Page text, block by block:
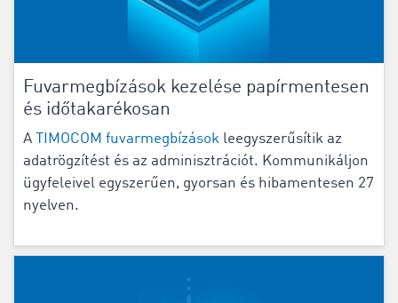
Fuvarmegbízások kezelése papírmentesen
és időtakarékosan
A TIMOCOM fuvarmegbízások leegyszerűsítik az
adatrögzítést és az adminisztrációt. Kommunikáljon
ügyfeleivel egyszerűen, gyorsan és hibamentesen 27
nyelven.